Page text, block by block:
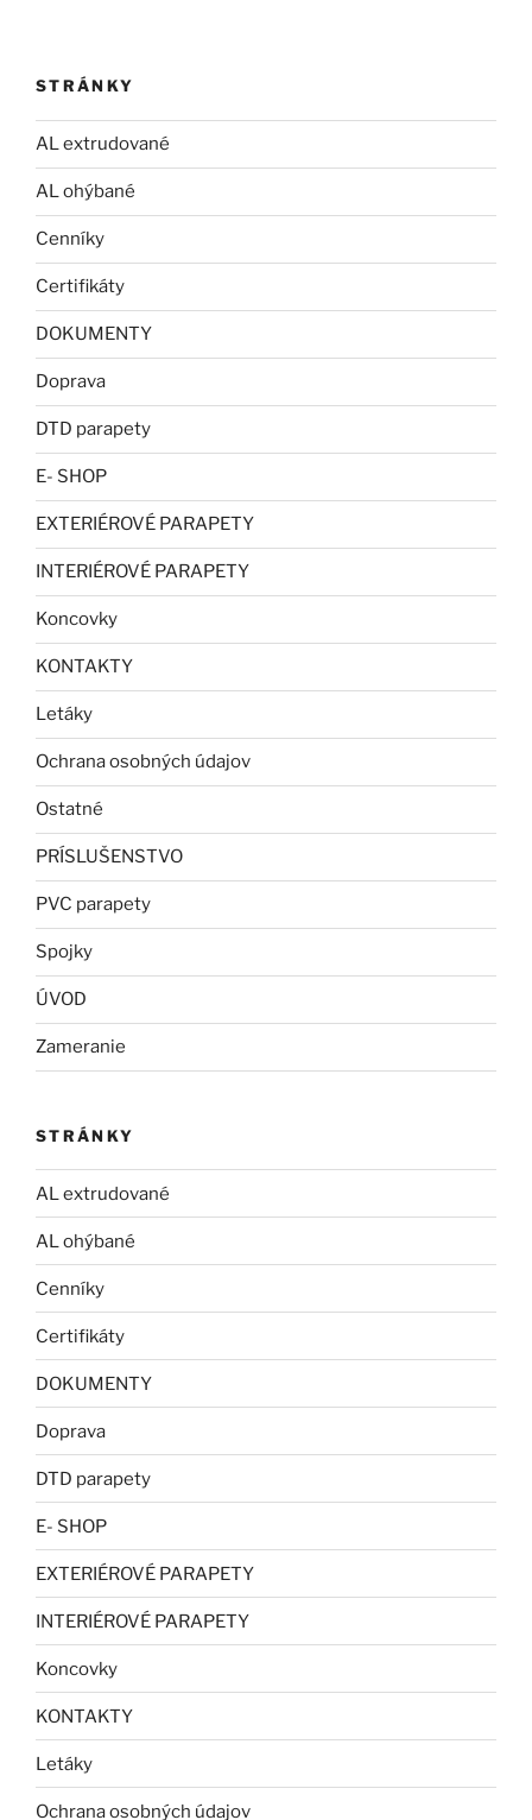
STRÁNKY
AL extrudované
AL ohýbané
Cenníky
Certifikáty
DOKUMENTY
Doprava
DTD parapety
E- SHOP
EXTERIÉROVÉ PARAPETY
INTERIÉROVÉ PARAPETY
Koncovky
KONTAKTY
Letáky
Ochrana osobných údajov
Ostatné
PRÍSLUŠENSTVO
PVC parapety
Spojky
ÚVOD
Zameranie
STRÁNKY
AL extrudované
AL ohýbané
Cenníky
Certifikáty
DOKUMENTY
Doprava
DTD parapety
E- SHOP
EXTERIÉROVÉ PARAPETY
INTERIÉROVÉ PARAPETY
Koncovky
KONTAKTY
Letáky
Ochrana osobných údajov